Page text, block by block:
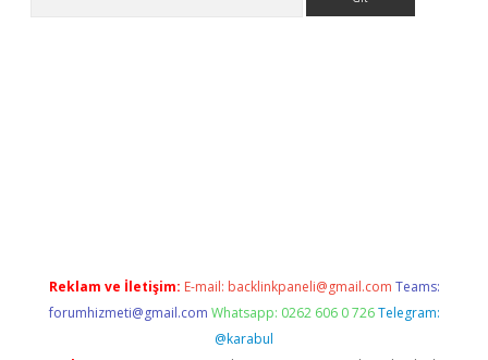
Reklam ve İletişim: E-mail: backlinkpaneli@gmail.com Teams:
forumhizmeti@gmail.com Whatsapp: 0262 606 0 726 Telegram:
@karabul